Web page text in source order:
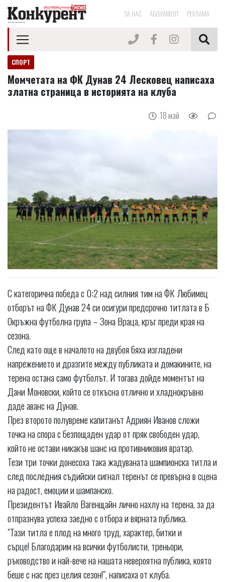
ЗА НАС АБОНАМЕНТ РЕКЛАМА
СПОРТ
Момчетата на ФК Дунав 24 Лесковец написаха
златна страница в историята на клуба
18 май
С категорична победа с 0:2 над силния тим на ФК Любимец
отборът на ФК Дунав 24 си осигури предсрочно титлата в Б
Окръжна футболна група – Зона Враца, кръг преди края на
сезона.
След като още в началото на двубоя бяха изгладени
напрежението и дразгите между публиката и домакините, на
терена остана само футболът. И тогава дойде моментът на
Дани Моновски, който се откъсна отлично и хладнокръвно
даде аванс на Дунав.
През второто полувреме капитанът Адриян Иванов сложи
точка на спора с безпощаден удар от пряк свободен удар,
който не остави никакъв шанс на противниковия вратар.
Тези три точки донесоха така жадуваната шампионска титла и
след последния съдийски сигнал теренът се превърна в сцена
на радост, емоции и шампанско.
Президентът Ивайло Вагенщайн лично нахлу на терена, за да
отпразнува успеха заедно с отбора и вярната публика.
"Тази титла е плод на много труд, характер, битки и
сърце! Благодарим на всички футболисти, треньори,
ръководство и най-вече на нашата невероятна публика, която
беше с нас през целия сезон!", написаха от клуба.